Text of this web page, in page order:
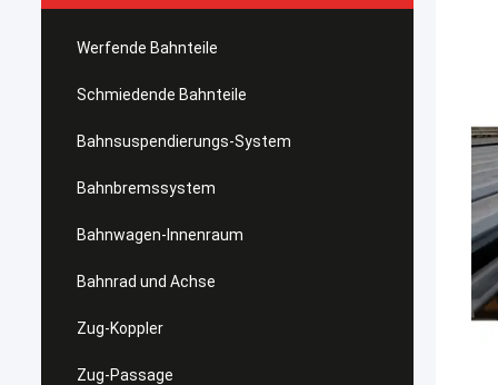
Werfende Bahnteile
Schmiedende Bahnteile
Bahnsuspendierungs-System
Bahnbremssystem
Bahnwagen-Innenraum
Bahnrad und Achse
Zug-Koppler
Zug-Passage